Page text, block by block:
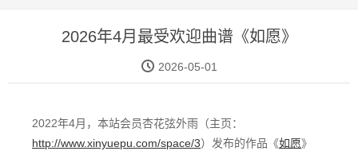
2026年4月最受欢迎曲谱《如愿》
2026-05-01
2022年4月，本站会员杏花弦外雨（主页：
http://www.xinyuepu.com/space/3）发布的作品《如愿》